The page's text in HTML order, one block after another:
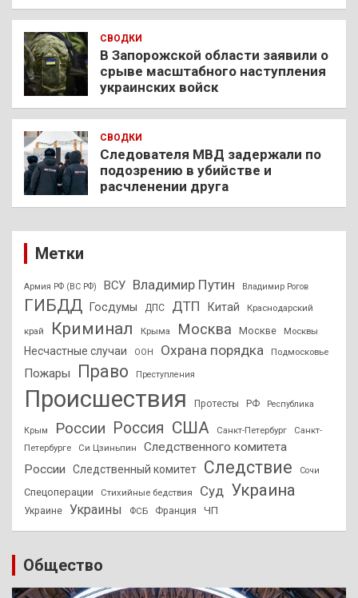
СВОДКИ
В Запорожской области заявили о
срыве масштабного наступления
украинских войск
СВОДКИ
Следователя МВД задержали по
подозрению в убийстве и
расчленении друга
Метки
Армия РФ (ВС РФ) ВСУ Владимир Путин Владимир Рогов
ГИБДД Госдумы ДПС ДТП Китай Краснодарский
край Криминал Крыма Москва Москве Москвы
Несчастные случаи ООН Охрана порядка Подмосковье
Пожары Право Преступления
Происшествия Протесты РФ Республика
Крым России Россия США Санкт-Петербург
Санкт-
Петербурге
Си Цзиньпин
Следственного комитета
России
Следственный комитет Следствие Сочи
Спецоперации Стихийные бедствия Суд Украина
Украине Украины ФСБ Франция ЧП
Общество